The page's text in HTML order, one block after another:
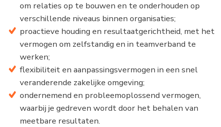
om relaties op te bouwen en te onderhouden op
verschillende niveaus binnen organisaties;
proactieve houding en resultaatgerichtheid, met het
vermogen om zelfstandig en in teamverband te
werken;
flexibiliteit en aanpassingsvermogen in een snel
veranderende zakelijke omgeving;
ondernemend en probleemoplossend vermogen,
waarbij je gedreven wordt door het behalen van
meetbare resultaten.